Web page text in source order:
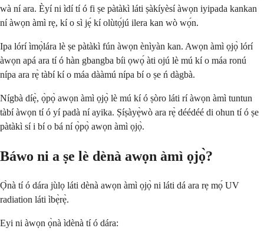
wà ní ara. Èyí ni ìdí tí ó fi ṣe pàtàkì láti ṣàkíyèsí àwọn iyipada kankan
ní àwọn àmì rẹ, kí o sì jẹ́ kí olùtọ́jú ilera kan wò wọ́n.
Ipa lórí ìmọ̀lára lè ṣe pàtàkì fún àwọn ènìyàn kan. Awọn àmì ọjọ̀ lórí
àwọn apá ara tí ó hàn gbangba bíi ọwọ́ àti ojú lè mú kí o máa ronú
nípa ara rẹ̀ tàbí kí o máa dààmú nípa bí o ṣe ń dàgbà.
Nígbà díẹ̀, ọ̀pọ̀ awọn àmì ọjọ̀ lè mú kí ó ṣòro láti rí àwọn àmì tuntun
tàbí àwọn tí ó yí padà ní ayika. Ṣíṣàyẹ̀wò ara rẹ̀ déédéé di ohun tí ó ṣe
pàtàkì sí i bí o bá ní ọ̀pọ̀ awọn àmì ọjọ̀.
Báwo ni a ṣe lè dènà awọn àmì ọjọ̀?
Ọ̀nà tí ó dára jùlọ láti dènà awọn àmì ọjọ̀ ni láti dá ara rẹ mọ́ UV
radiation láti ìbẹ̀rẹ̀.
Eyi ni àwọn ọ̀nà ìdènà tí ó dára: